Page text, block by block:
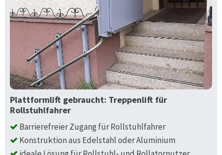
Plattformlift gebraucht: Treppenlift für
Rollstuhlfahrer
Barrierefreier Zugang für Rollstuhlfahrer
Konstruktion aus Edelstahl oder Aluminium